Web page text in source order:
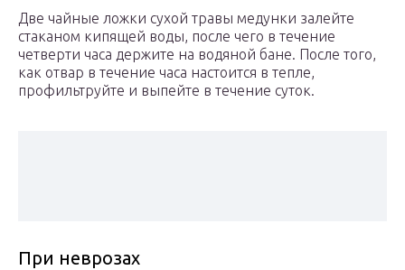
Две чайные ложки сухой травы медунки залейте
стаканом кипящей воды, после чего в течение
четверти часа держите на водяной бане. После того,
как отвар в течение часа настоится в тепле,
профильтруйте и выпейте в течение суток.
При неврозах